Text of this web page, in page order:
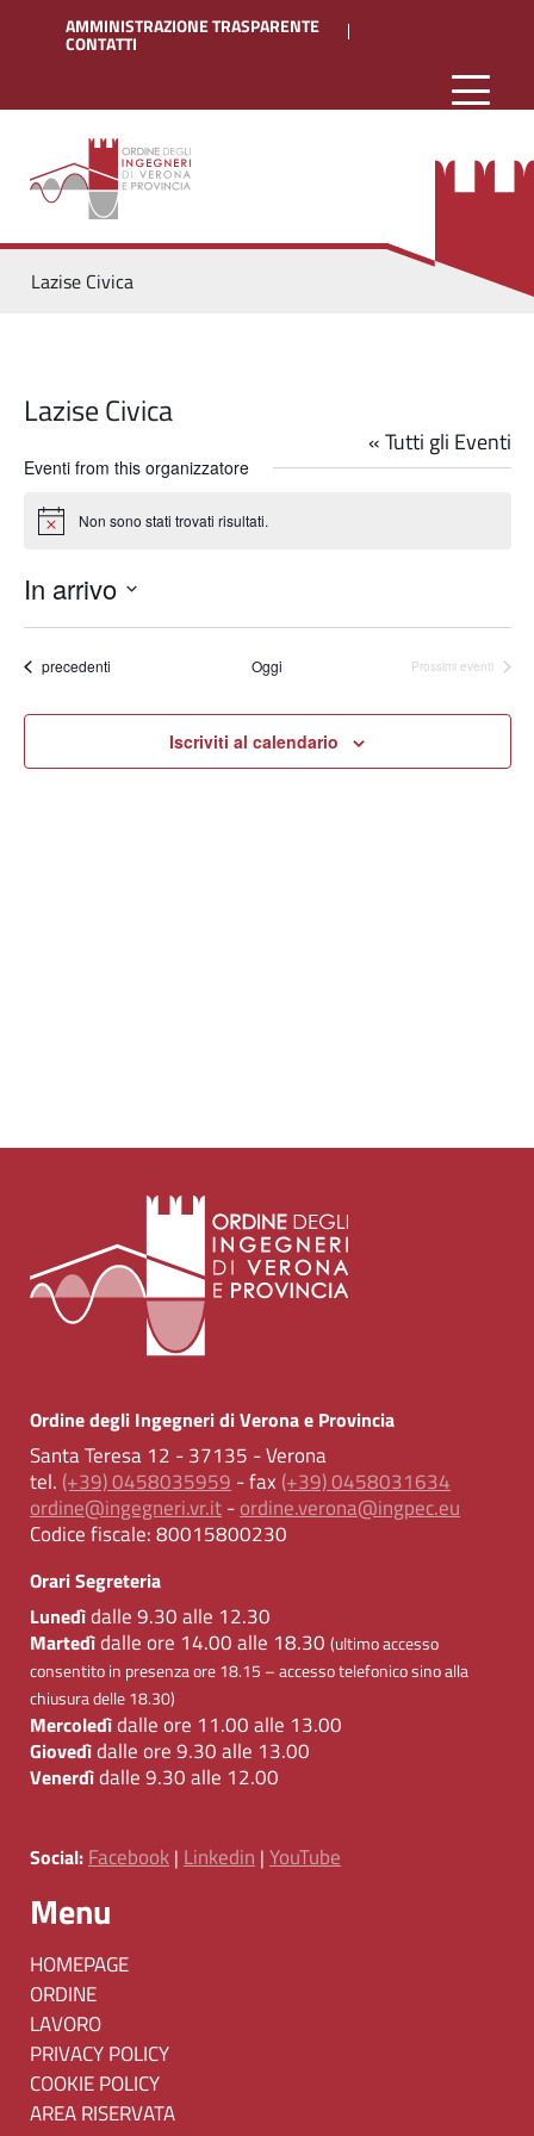
AMMINISTRAZIONE TRASPARENTE
CONTATTI
Lazise Civica
Lazise Civica
« Tutti gli Eventi
Eventi from this organizzatore
Notice Non sono stati trovati risultati.
In arrivo
data.
Eventi
precedenti Oggi Prossimi eventi
Iscriviti al calendario
Ordine degli Ingegneri di Verona e Provincia
Santa Teresa 12 - 37135 - Verona
tel. (+39) 0458035959 - fax (+39) 0458031634
ordine@ingegneri.vr.it-ordine.verona@ingpec.eu
Codice fiscale:80015800230
Orari Segreteria
Lunedìdalle 9.30 alle 12.30
Martedìdalle ore 14.00 alle 18.30 (ultimo accesso
consentito in presenza ore 18.15 – accesso telefonico sino alla
chiusura delle 18.30)
Mercoledìdalle ore 11.00 alle 13.00
Giovedìdalle ore 9.30 alle 13.00
Venerdìdalle 9.30 alle 12.00
Social: Facebook | Linkedin | YouTube
Menu
HOMEPAGE
ORDINE
LAVORO
PRIVACY POLICY
COOKIE POLICY
AREA RISERVATA